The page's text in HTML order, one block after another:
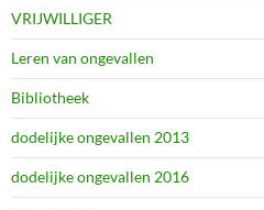
VRIJWILLIGER
Leren van ongevallen
Bibliotheek
dodelijke ongevallen 2013
dodelijke ongevallen 2016